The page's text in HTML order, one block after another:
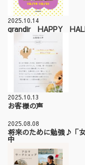
2025.10.14
grandir HAPPY
2025.10.13
お客様の声
2025.08.08
将来のために勉強♪「
中